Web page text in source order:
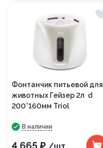
Фонтанчик питьевой для
животных Гейзер 2л d
200*160мм Triol
В наличии
4 665 ₽ /шт